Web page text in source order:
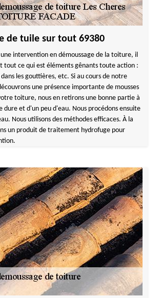
de tuile sur tout 69380
intervention en démoussage de la toiture, il
ce qui est éléments gênants toute action :
les gouttières, etc. Si au cours de notre
une présence importante de mousses
toiture, nous en retirons une bonne partie à
dure et d'un peu d'eau. Nous procédons ensuite
Nous utilisons des méthodes efficaces. À la
un produit de traitement hydrofuge pour